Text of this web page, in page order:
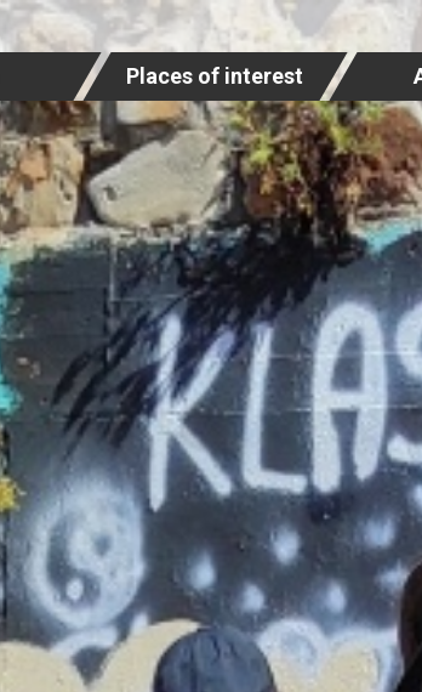
Places of interest